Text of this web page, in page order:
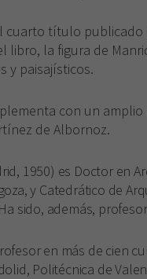
cuarto título publicado
libro, la figura de
y paisajísticos.
con un
de Albornoz.
1950) es Doctor en
y Catedrático de
sido, además,
en más de cien
Politécnica de